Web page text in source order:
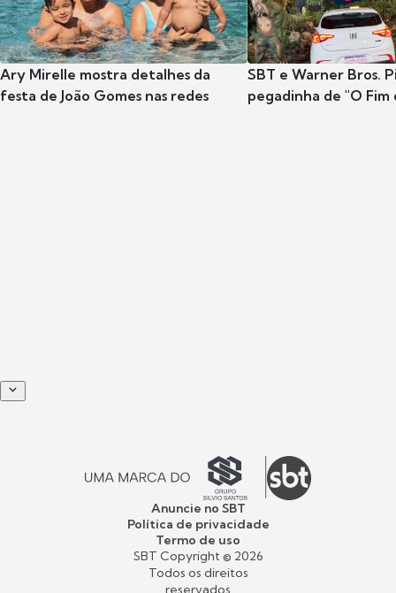
Ary Mirelle mostra detalhes da
festa de João Gomes nas redes
SBT e Warner Bros.
pegadinha de "O Fim
Anuncie no SBT
Política de privacidade
Termo de uso
SBT Copyright © 2026
Todos os direitos
reservados